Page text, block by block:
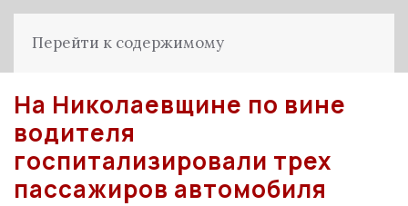
Перейти к содержимому
На Николаевщине по вине
водителя
госпитализировали трех
пассажиров автомобиля